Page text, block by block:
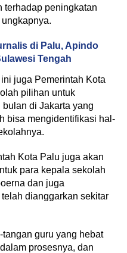
terhadap peningkatan
di Palu, Apindo
Tengah
juga Pemerintah Kota
pilihan untuk
di Jakarta yang
bisa mengidentifikasi hal-
Kota Palu juga akan
para kepala sekolah
dan juga
dianggarkan sekitar
guru yang hebat
prosesnya, dan